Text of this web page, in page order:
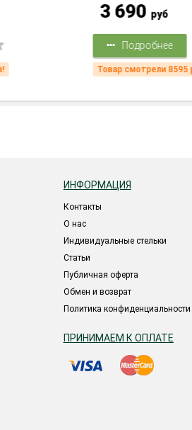
3 690руб
Подробнее
Товар смотрели 8595 раз!
ИНФОРМАЦИЯ
Контакты
О нас
Индивидуальные стельки
Статьи
Публичная оферта
Обмен и возврат
Политика конфиденциальности
ПРИНИМАЕМ К ОПЛАТЕ